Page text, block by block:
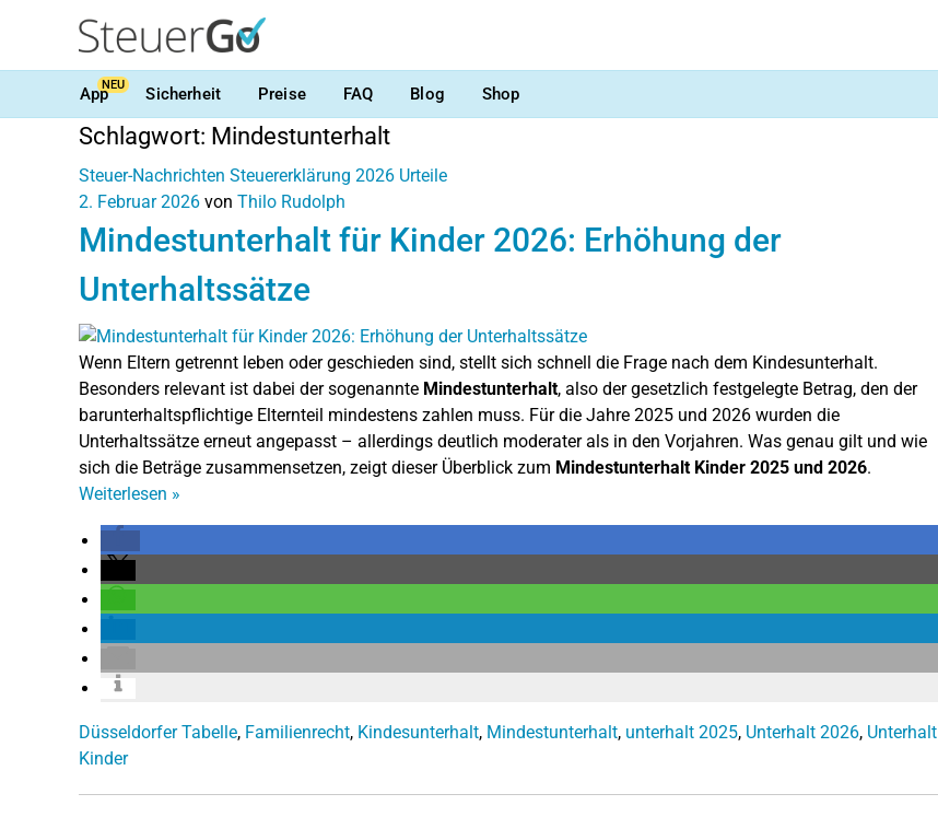
AppNEU Sicherheit Preise FAQ Blog Shop
Schlagwort: Mindestunterhalt
Steuer-Nachrichten Steuererklärung 2026 Urteile
2. Februar 2026 von Thilo Rudolph
Mindestunterhalt für Kinder 2026: Erhöhung der
Unterhaltssätze
Wenn Eltern getrennt leben oder geschieden sind, stellt sich schnell die Frage nach dem Kindesunterhalt.
Besonders relevant ist dabei der sogenannte Mindestunterhalt, also der gesetzlich festgelegte Betrag, den der
barunterhaltspflichtige Elternteil mindestens zahlen muss. Für die Jahre 2025 und 2026 wurden die
Unterhaltssätze erneut angepasst – allerdings deutlich moderater als in den Vorjahren. Was genau gilt und wie
sich die Beträge zusammensetzen, zeigt dieser Überblick zum Mindestunterhalt Kinder 2025 und 2026.
Weiterlesen »
Düsseldorfer Tabelle, Familienrecht, Kindesunterhalt, Mindestunterhalt, unterhalt 2025, Unterhalt 2026, Unterhalt
Kinder